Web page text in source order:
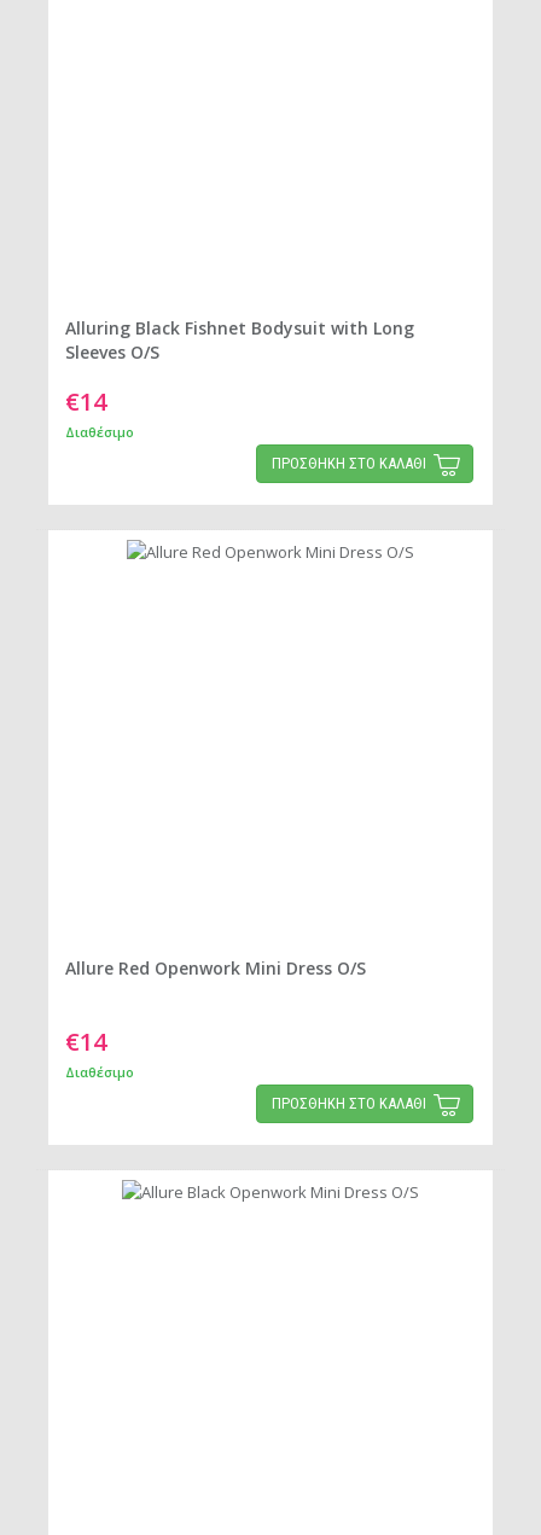
Alluring Black Fishnet Bodysuit with Long
Sleeves O/S
€14
Διαθέσιμο
ΠΡΟΣΘΗΚΗ ΣΤΟ ΚΑΛΑΘΙ
Allure Red Openwork Mini Dress O/S
€14
Διαθέσιμο
ΠΡΟΣΘΗΚΗ ΣΤΟ ΚΑΛΑΘΙ